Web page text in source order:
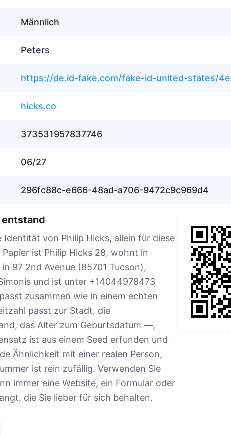
Männlich
Peters
hicks.co
373531957837746
06/27
296fc88c-e666-48ad-a706-9472c9c969d4
Identität von Philip Hicks, allein für diese
ist Philip Hicks 28, wohnt in
97 2nd Avenue (85701 Tucson),
und ist unter +14044978473
zusammen wie in einem echten
passt zur Stadt, die
das Alter zum Geburtsdatum —,
ist aus einem Seed erfunden und
Ähnlichkeit mit einer realen Person,
ist rein zufällig. Verwenden Sie
immer eine Website, ein Formular oder
die Sie lieber für sich behalten.